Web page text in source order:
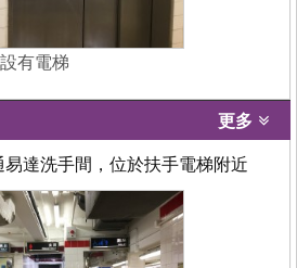
有電梯
更多
達洗手間，位於扶手電梯附近